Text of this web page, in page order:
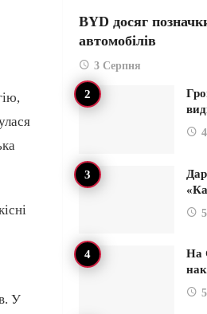
У
BYD досяг
автомобілів
3 Серпня
На